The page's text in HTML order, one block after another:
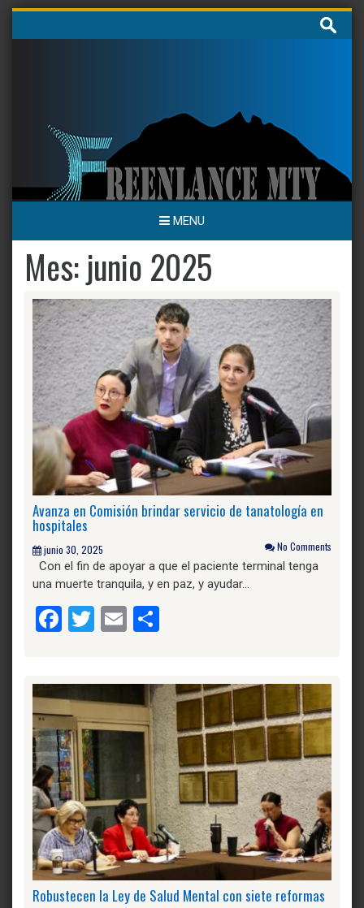
Skip
Buscar:
MENU
Mes: junio 2025
Avanza en Comisión brindar servicio de tanatología en
hospitales
junio 30, 2025 No Comments
Con el fin de apoyar a que el paciente terminal tenga
una muerte tranquila, y en paz, y ayudar…
Facebook
Twitter
Email
Robustecen la Ley de Salud Mental con siete reformas